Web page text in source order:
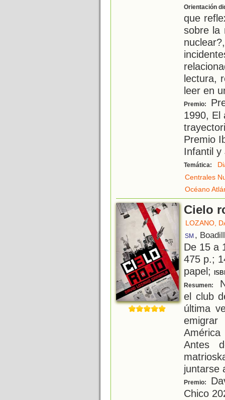
Orientación
que
sobre la
lectura,
leer en
Premio:
1990, El
Premio
Infantil y
Temática:
Centrales
Océano
Cielo
LOZANO,
SM ,
De 15 a
475 p.;
papel;
Resumen:
el club
última
Antes
juntarse
Premio:
Chico